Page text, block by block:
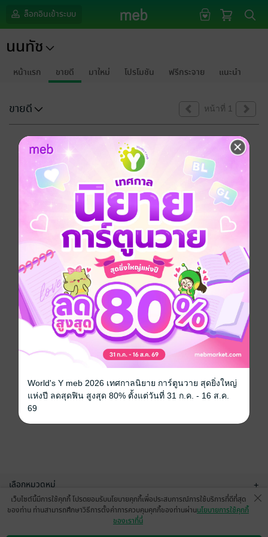
ล็อกอินเข้าระบบ
นนทัช
หน้าแรก ขายดี มาใหม่ โปรโมชัน ฟรีกระจาย แนะนำ
ขายดี หน้าที่ 1
ขออภัยด้วยนะคะ
ไม่พบข้อมูลในหัวข้อที่คุณกำลังชมค่ะ
เลือกหมวดหมู่ +
บริการช่วยเหลือ
เว็บไซต์นี้มีการใช้คุกกี้ โปรดยอมรับนโยบายคุกกี้เพื่อประสบการณ์การใช้บริการที่ดีที่สุด
ของท่าน ท่านสามารถศึกษาวิธีการตั้งค่าการควบคุมคุกกี้ของท่านผ่านนโยบายการใช้คุกกี้
ของเราที่นี่
World's Y meb 2026 เทศกาลนิยาย การ์ตูนวาย สุดยิ่งใหญ่
แห่งปี ลดสุดฟิน สูงสุด 80% ตั้งแต่วันที่ 31 ก.ค. - 16 ส.ค.
69